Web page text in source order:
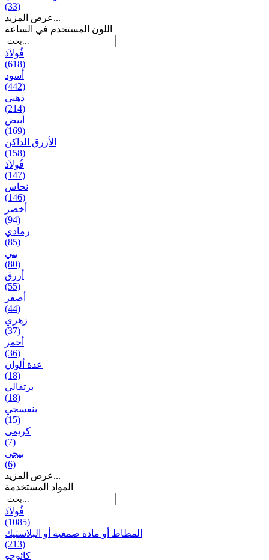
(33)
عرض المزيد...
اللون المستخدم في الساعة
فُولاَذ
(618)
أسود
(442)
ذهبی
(214)
أبيض
(169)
الأزرق الداكن
(158)
فُولاَذ
(147)
نحاس
(146)
أخضر
(94)
رمادي
(85)
بني
(80)
أزرق
(55)
أصفر
(44)
زهري
(37)
أحمر
(36)
عدة ألوان
(18)
برتقالي
(18)
بنفسجي
(15)
کریمی
(7)
بيجی
(6)
عرض المزيد...
المواد المستخدمة
فُولاَذ
(1085)
المطاط أو مادة صمغية أو البلاستيك
(213)
کائوچو